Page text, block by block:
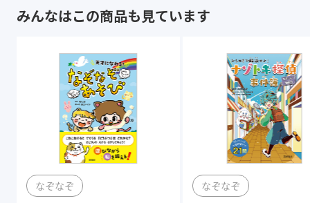
みんなはこの商品も見ています
なぞなぞ なぞなぞ